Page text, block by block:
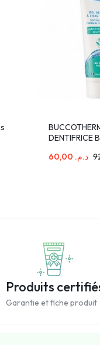
DENTIFRICE
75ML
د.م.
Produits
Garantie et fiche produit